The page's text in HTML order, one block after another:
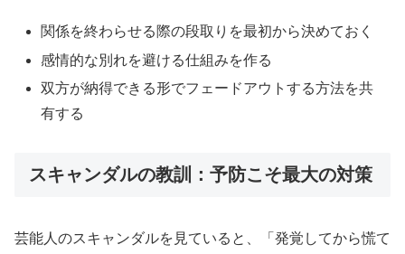
関係を終わらせる際の段取りを最初から決めておく
感情的な別れを避ける仕組みを作る
双方が納得できる形でフェードアウトする方法を共
有する
スキャンダルの教訓：予防こそ最大の対策
芸能人のスキャンダルを見ていると、「発覚してから慌て